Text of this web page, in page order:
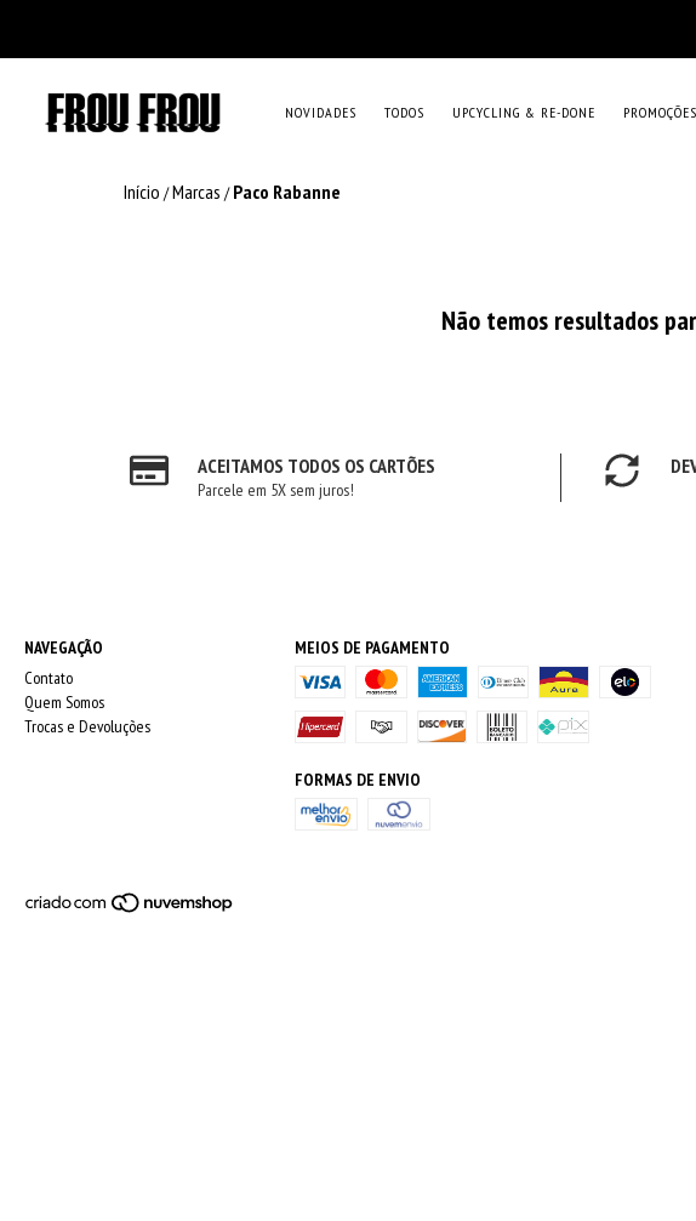
NOVIDADES TODOS UPCYCLING & RE-DONE PROMOÇÕES
Início /Marcas / Paco Rabanne
Não temos resultados
ACEITAMOS TODOS OS CARTÕES
Parcele em 5X sem juros!
NAVEGAÇÃO
Contato
Quem Somos
Trocas e Devoluções
MEIOS DE PAGAMENTO
FORMAS DE ENVIO